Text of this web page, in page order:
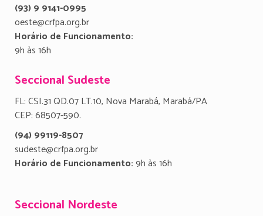
(93) 9 9141-0995
oeste@crfpa.org.br
Horário de Funcionamento:
9h às 16h
Seccional Sudeste
FL: CSI.31 QD.07 LT.10, Nova Marabá, Marabá/PA
CEP: 68507-590.
(94) 99119-8507
sudeste@crfpa.org.br
Horário de Funcionamento:9h às 16h
Seccional Nordeste